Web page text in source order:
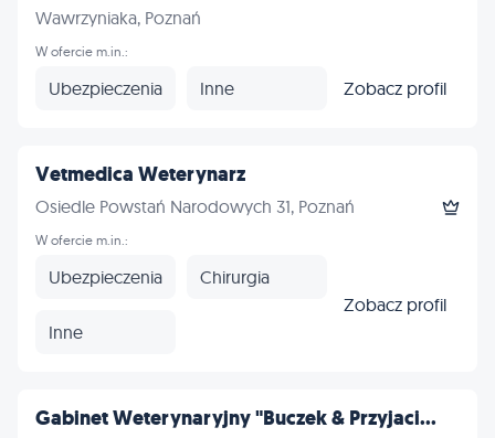
Wawrzyniaka, Poznań
W ofercie m.in.:
Ubezpieczenia Inne Zobacz profil
Vetmedica Weterynarz
Osiedle Powstań Narodowych 31, Poznań
W ofercie m.in.:
Ubezpieczenia Chirurgia
Inne
Zobacz profil
Gabinet Weterynaryjny "Buczek & Przyjaci...